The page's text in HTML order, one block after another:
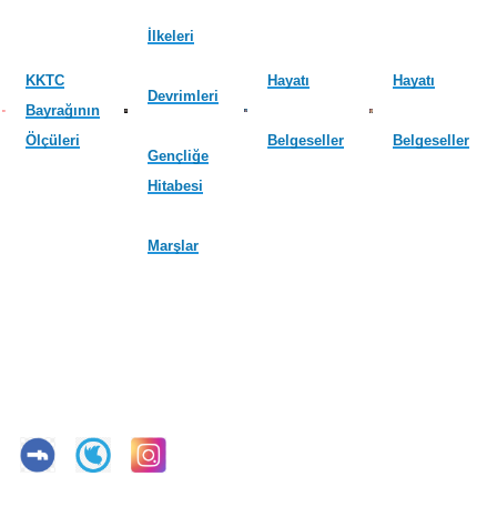
KKTC
Bayrağının
Ölçüleri
İlkeleri
Devrimleri
Gençliğe
Hitabesi
Marşlar
Hayatı
Belgeseller
Hayatı
Belgeseller